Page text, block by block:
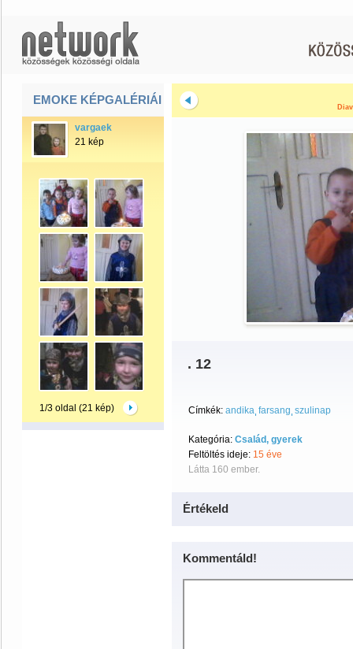
EMOKE KÉPGALÉRIÁI
vargaek
21 kép
1/3 oldal (21 kép)
. 12
Címkék: andika farsang szulinap
Kategória: Család, gyerek
Feltöltés ideje: 15 éve
Látta 160 ember.
Értékeld
Kommentáld!